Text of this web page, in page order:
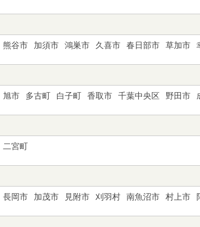
熊谷市 加須市 鴻巣市 久喜市 春日部市 草加市
旭市 多古町 白子町 香取市 千葉中央区 野田市
二宮町
長岡市 加茂市 見附市 刈羽村 南魚沼市 村上市